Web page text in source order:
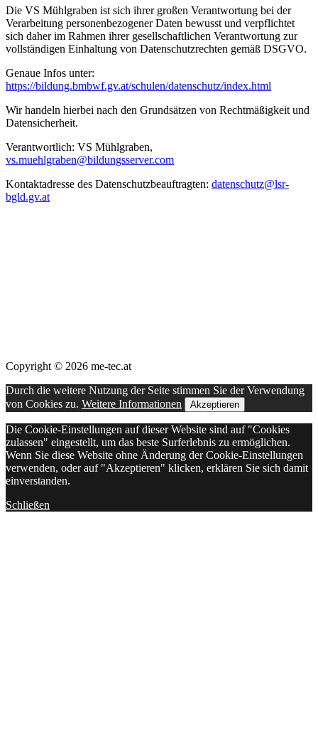
Die VS Mühlgraben ist sich ihrer großen Verantwortung bei der
Verarbeitung personenbezogener Daten bewusst und verpflichtet
sich daher im Rahmen ihrer gesellschaftlichen Verantwortung zur
vollständigen Einhaltung von Datenschutzrechten gemäß DSGVO.
Genaue Infos unter:
https://bildung.bmbwf.gv.at/schulen/datenschutz/index.html
Wir handeln hierbei nach den Grundsätzen von Rechtmäßigkeit und
Datensicherheit.
Verantwortlich: VS Mühlgraben,
vs.muehlgraben@bildungsserver.com
Kontaktadresse des Datenschutzbeauftragten: datenschutz@lsr-
bgld.gv.at
Copyright © 2026 me-tec.at
Durch die weitere Nutzung der Seite stimmen Sie der Verwendung
von Cookies zu. Weitere Informationen Akzeptieren
Die Cookie-Einstellungen auf dieser Website sind auf "Cookies
zulassen" eingestellt, um das beste Surferlebnis zu ermöglichen.
Wenn Sie diese Website ohne Änderung der Cookie-Einstellungen
verwenden, oder auf "Akzeptieren" klicken, erklären Sie sich damit
einverstanden.
Schließen